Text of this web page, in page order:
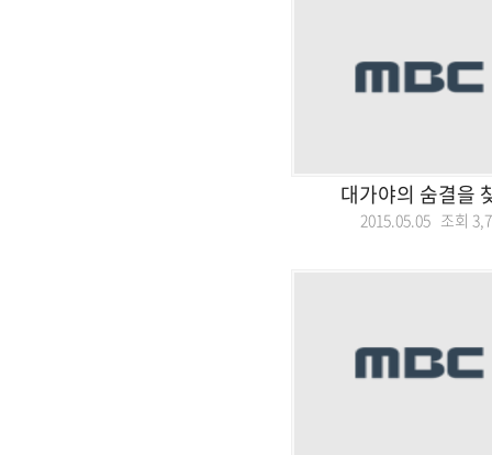
대가야의 숨결을
2015.05.05 조회